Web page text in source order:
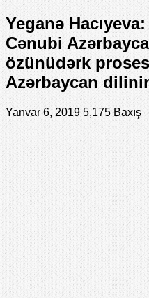
Yeganə
Cənubi
özünüdərk
Azərbaycan
Yanvar 6, 2019 5,175 Baxış